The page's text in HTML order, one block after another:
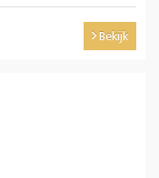
Bekijk